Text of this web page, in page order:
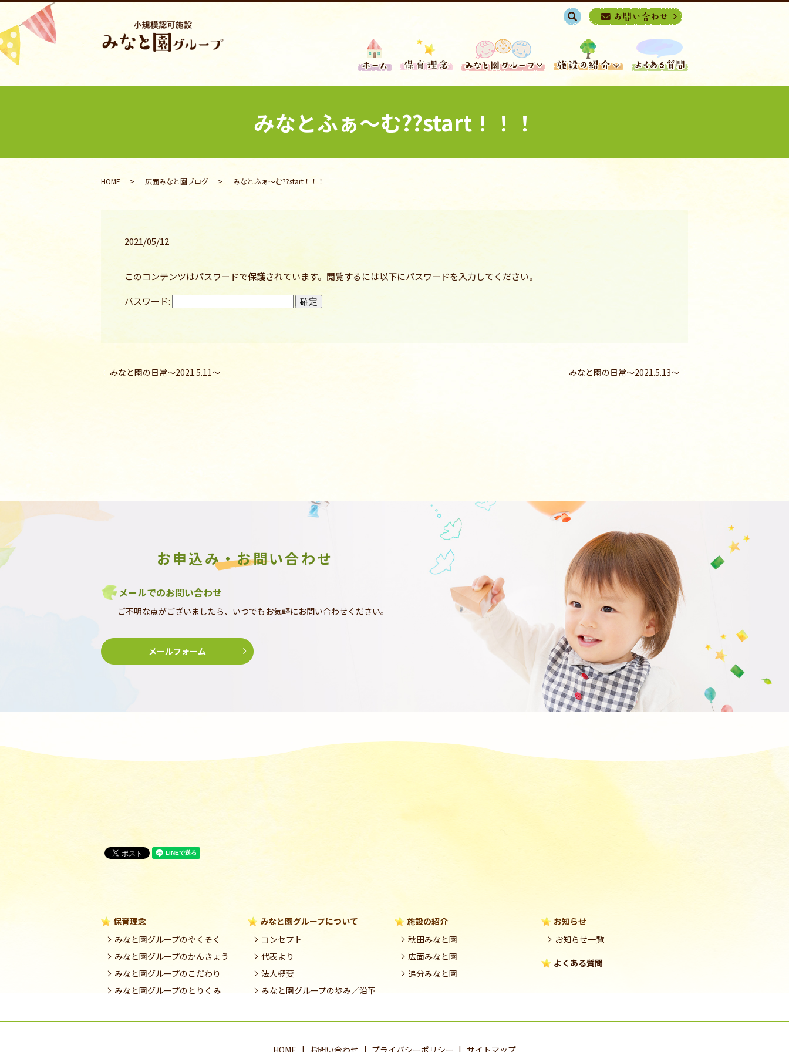
search
みなとふぁ〜む??start！！！
HOME 広面みなと園ブログ みなとふぁ〜む??start！！！
2021/05/12
このコンテンツはパスワードで保護されています。閲覧するには以下にパスワードを入力してください。
パスワード:
みなと園の日常〜2021.5.11〜 みなと園の日常〜2021.5.13〜
お申込み・お問い合わせ
メールでのお問い合わせ
ご不明な点がございましたら、いつでもお気軽にお問い合わせください。
メールフォーム
保育理念
みなと園グループのやくそく
みなと園グループのかんきょう
みなと園グループのこだわり
みなと園グループのとりくみ
みなと園グループについて
コンセプト
代表より
法人概要
みなと園グループの歩み／沿革
施設の紹介
秋田みなと園
広面みなと園
追分みなと園
お知らせ
お知らせ一覧
よくある質問